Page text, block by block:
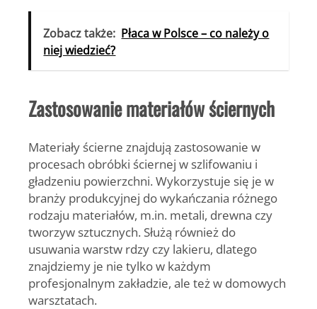
Zobacz także: Płaca w Polsce – co należy o
niej wiedzieć?
Zastosowanie materiałów ściernych
Materiały ścierne znajdują zastosowanie w
procesach obróbki ściernej w szlifowaniu i
gładzeniu powierzchni. Wykorzystuje się je w
branży produkcyjnej do wykańczania różnego
rodzaju materiałów, m.in. metali, drewna czy
tworzyw sztucznych. Służą również do
usuwania warstw rdzy czy lakieru, dlatego
znajdziemy je nie tylko w każdym
profesjonalnym zakładzie, ale też w domowych
warsztatach.